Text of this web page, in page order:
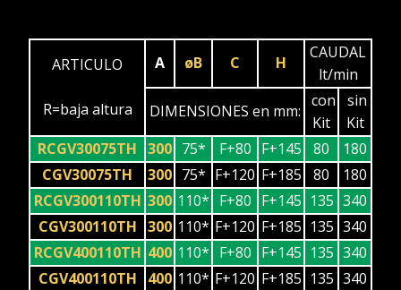
ARTICULO
R=baja altura
A øB C H
CAUDAL
lt/min
DIMENSIONES en mm:
con
Kit
sin
Kit
RCGV30075TH 300 75* F+80 F+145 80
180
CGV30075TH
300 75* F+120 F+185 80
180
RCGV300110TH 300 110* F+80 F+145 135 340
CGV300110TH 300 110* F+120 F+185 135 340
RCGV400110TH 400 110* F+80 F+145 135 340
CGV400110TH
400 110* F+120 F+185 135 340